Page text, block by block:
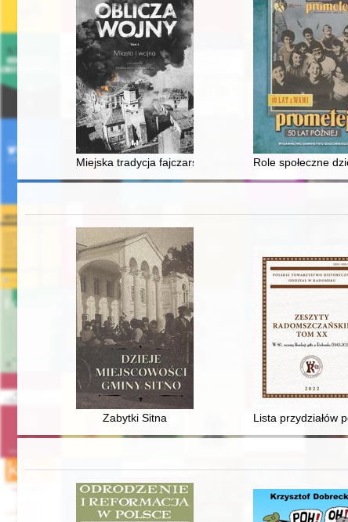
Miejska tradycja fajczarska w etosie żołnierskim :
Role społeczne
Zabytki Sitna Lista przydziałów